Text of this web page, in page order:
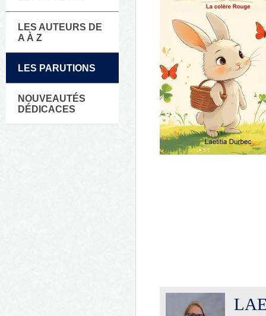
LES AUTEURS DE
A À Z
LES PARUTIONS
NOUVEAUTÉS
DÉDICACES